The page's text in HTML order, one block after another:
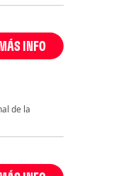
INFO
de la